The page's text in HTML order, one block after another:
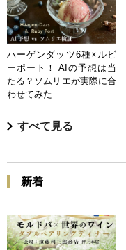
ハーゲンダッツ6種×ルビ
ーポート！ AIの予想は当
たる？ソムリエが実際に合
わせてみた
すべて見る
新着